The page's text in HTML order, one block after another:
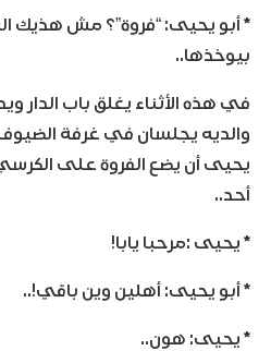
* أبو يحيى: “فروة”؟ مش هذيك
بيوخذها..
في هذه الأثناء يغلق باب الدار
والديه يجلسان في غرفة
يحيى أن يضع الفروة على
أحد..
* يحيى :مرحبا يابا!
* أبو يحيى: أهلين وين باقي!..
* يحيى: هون..